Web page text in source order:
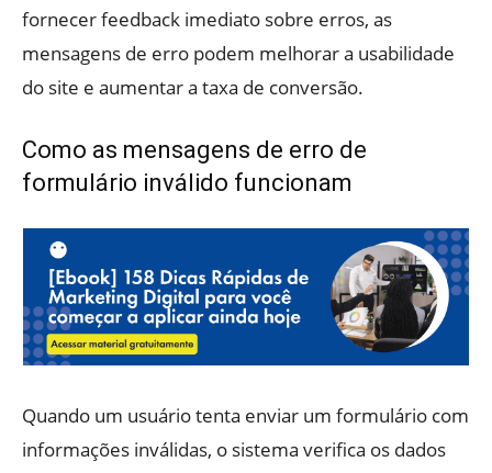
fornecer feedback imediato sobre erros, as
mensagens de erro podem melhorar a usabilidade
do site e aumentar a taxa de conversão.
Como as mensagens de erro de
formulário inválido funcionam
Quando um usuário tenta enviar um formulário com
informações inválidas, o sistema verifica os dados